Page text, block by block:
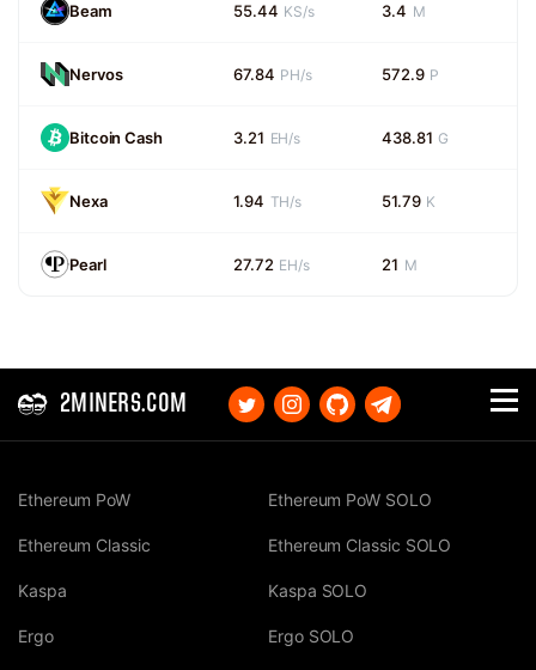
Beam 55.44 KS/s 3.4 M
Nervos 67.84 PH/s 572.9 P
Bitcoin Cash 3.21 EH/s 438.81 G
Nexa 1.94 TH/s 51.79 K
Pearl 27.72 EH/s 21 M
2MINERS.COM
Ethereum PoW
Ethereum Classic
Kaspa
Ergo
Ethereum PoW SOLO
Ethereum Classic SOLO
Kaspa SOLO
Ergo SOLO